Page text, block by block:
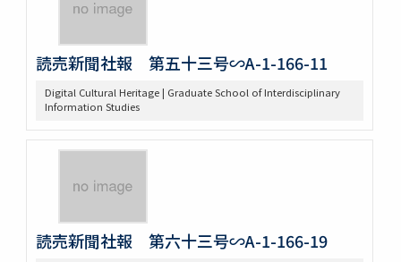
読売新聞社報 第五十三号∽A-1-166-11
Digital Cultural Heritage | Graduate School of Interdisciplinary
Information Studies
読売新聞社報 第六十三号∽A-1-166-19